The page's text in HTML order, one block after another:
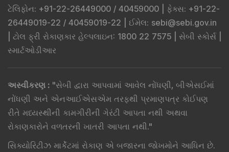
ટેલિફોન: +91-22-26449000 / 40459000 | ફેક્સ: +91-22-
26449019-22 / 40459019-22 | ઈમેલ: sebi@sebi.gov.in
ટોલ ફ્રી રોકાણકાર હેલ્પલાઇન: 1800 22 7575 | સેબી સ્કોર્સ
સ્માર્ટઓડીઆર
અસ્વીકરણ : "સેબી દ્વારા આપવામાં આવેલ નોંધણી, બીએસઈમાં
નોંધણી અને એનઆઈએસએમ તરફથી પ્રમાણપત્ર કોઈપણ
રીતે મધ્યસ્થીની કામગીરીની ગેરંટી આપતા નથી અથવા
રોકાણકારોને વળતરની ખાતરી આપતા નથી."
સિક્યોરિટીઝ માર્કેટમાં રોકાણ એ બજારના જોખમોને આધિન છે.